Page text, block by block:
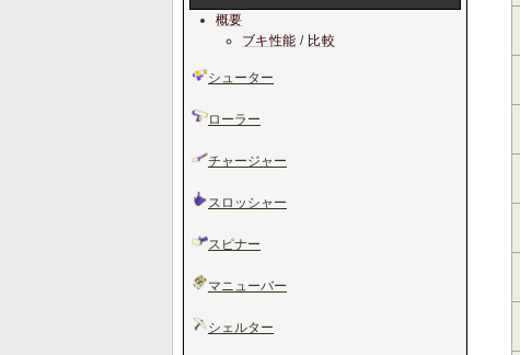
概要
ブキ性能 / 比較
シューター
ローラー
チャージャー
スロッシャー
スピナー
マニューバー
シェルター